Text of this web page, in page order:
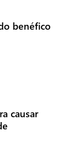
benéfico
causar